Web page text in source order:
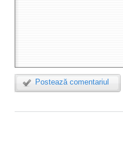
Postează comentariul